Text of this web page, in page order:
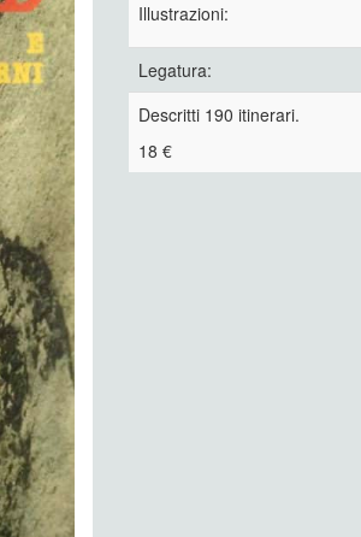
Illustrazioni:
Legatura:
Descritti 190 itinerari.
18 €